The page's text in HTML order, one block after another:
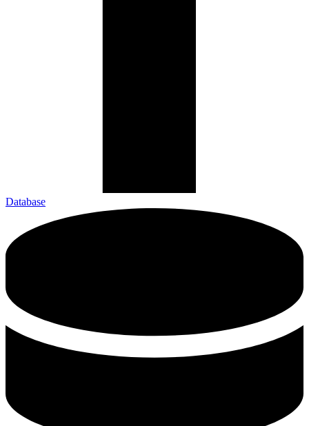
Database